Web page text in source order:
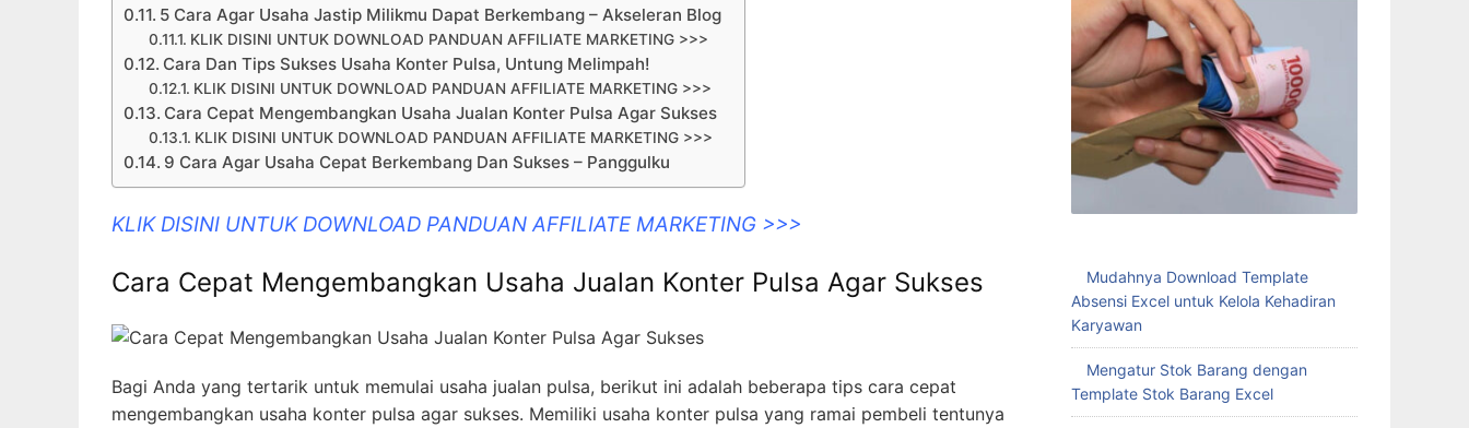
5 Cara Agar Usaha Jastip Milikmu Dapat Berkembang – Akseleran Blog
KLIK DISINI UNTUK DOWNLOAD PANDUAN AFFILIATE MARKETING >>>
Cara Dan Tips Sukses Usaha Konter Pulsa, Untung Melimpah!
KLIK DISINI UNTUK DOWNLOAD PANDUAN AFFILIATE MARKETING >>>
Cara Cepat Mengembangkan Usaha Jualan Konter Pulsa Agar Sukses
KLIK DISINI UNTUK DOWNLOAD PANDUAN AFFILIATE MARKETING >>>
9 Cara Agar Usaha Cepat Berkembang Dan Sukses – Panggulku
KLIK DISINI UNTUK DOWNLOAD PANDUAN AFFILIATE MARKETING >>>
Cara Cepat Mengembangkan Usaha Jualan Konter Pulsa Agar Sukses
Bagi Anda yang tertarik untuk memulai usaha jualan pulsa, berikut ini adalah beberapa tips cara cepat
mengembangkan usaha konter pulsa agar sukses. Memiliki usaha konter pulsa yang ramai pembeli tentunya
Mudahnya Download Template
Absensi Excel untuk Kelola Kehadiran
Karyawan
Mengatur Stok Barang dengan
Template Stok Barang Excel